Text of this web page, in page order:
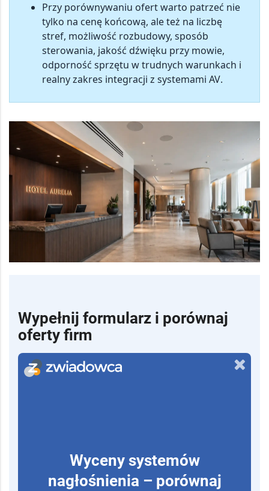
Przy porównywaniu ofert warto patrzeć nie
tylko na cenę końcową, ale też na liczbę
stref, możliwość rozbudowy, sposób
sterowania, jakość dźwięku przy mowie,
odporność sprzętu w trudnych warunkach i
realny zakres integracji z systemami AV.
Wypełnij formularz i porównaj
oferty firm
Wyceny systemów
nagłośnienia – porównaj